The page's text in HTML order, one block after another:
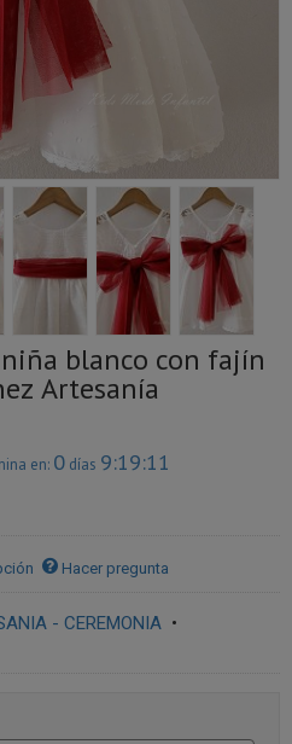
blanco con fajín
Artesanía
en: 0 días 9:19:11
Hacer pregunta
- CEREMONIA •